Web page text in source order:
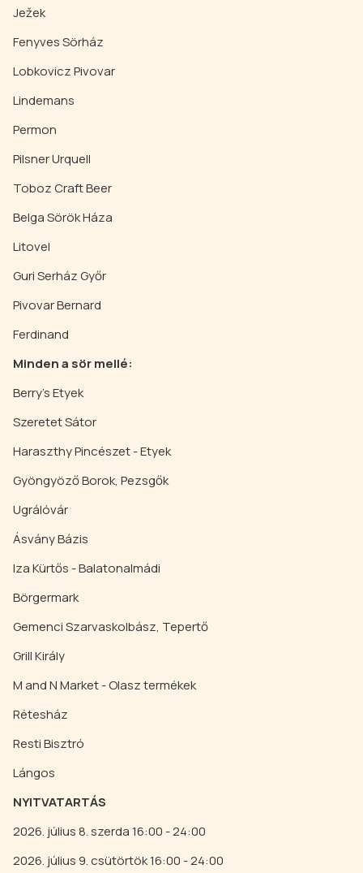
Ježek
Fenyves Sörház
Lobkovicz Pivovar
Lindemans
Permon
Pilsner Urquell
Toboz Craft Beer
Belga Sörök Háza
Litovel
Guri Serház Győr
Pivovar Bernard
Ferdinand
Minden a sör mellé:
Berry's Etyek
Szeretet Sátor
Haraszthy Pincészet - Etyek
Gyöngyöző Borok, Pezsgők
Ugrálóvár
Ásvány Bázis
Iza Kürtős - Balatonalmádi
Börgermark
Gemenci Szarvaskolbász, Tepertő
Grill Király
M and N Market - Olasz termékek
Rétesház
Resti Bisztró
Lángos
NYITVATARTÁS
2026. július 8. szerda 16:00 - 24:00
2026. július 9. csütörtök 16:00 - 24:00